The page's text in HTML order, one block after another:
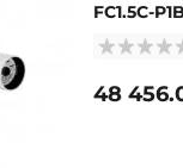
FC1.5C-
48